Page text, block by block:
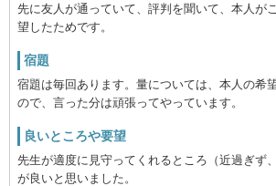
先に友人が通っていて、評判を聞いて、本人が
望したためです。
宿題
宿題は毎回あります。量については、本人の希
ので、言った分は頑張ってやっています。
良いところや要望
先生が適度に見守ってくれるところ（近過ぎず
が良いと思いました。